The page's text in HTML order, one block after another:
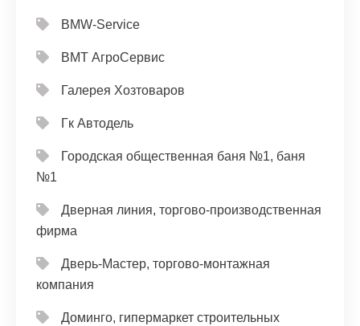
ВМW-Service
ВМТ АгроСервис
Галерея Хозтоваров
Гк Автодель
Городская общественная баня №1, баня
№1
Дверная линия, торгово-производственная
фирма
Дверь-Мастер, торгово-монтажная
компания
Доминго, гипермаркет строительных